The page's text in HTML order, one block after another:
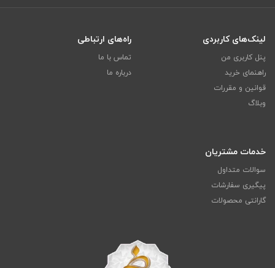
لینک‌های کاربردی
پنل کاربری من
راهنمای خرید
قوانین و مقررات
وبلاگ
راه‌های ارتباطی
تماس با ما
درباره ما
خدمات مشتریان
سوالات متداول
پیگیری سفارشات
گارانتی محصولات